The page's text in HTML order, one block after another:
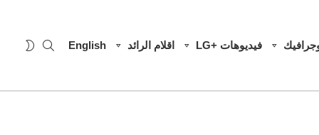
فيديوهات +LG اقلام الرائد English
SEARCH